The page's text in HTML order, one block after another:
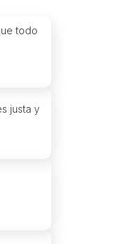
todo
justa y